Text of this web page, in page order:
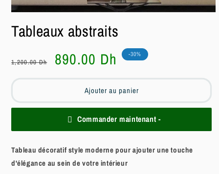
média
fenêtre
modale
Tableaux abstraits
habituel
1,200.00 Dh
Prix
soldé
890.00 Dh -30%
Ajouter au panier
Commander maintenant -
Tableau décoratif style moderne pour ajouter une touche
d'élégance au sein de votre intérieur